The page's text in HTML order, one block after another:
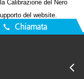
Calibrazione del Nero
del website.
Chiamata